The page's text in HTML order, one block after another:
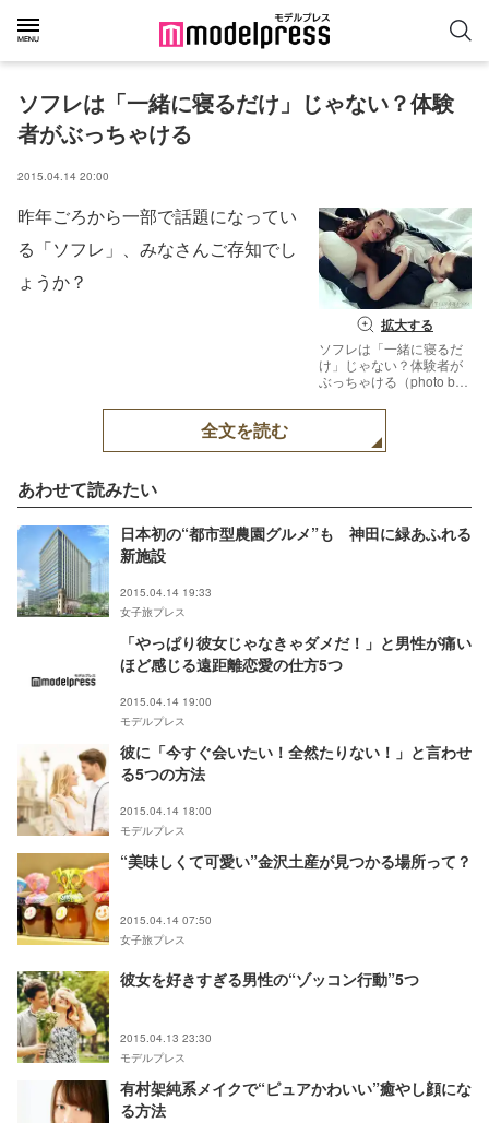
ソフレは「一緒に寝るだけ」じゃない？体験
者がぶっちゃける
2015.04.14 20:00
拡大する
ソフレは「一緒に寝るだ
け」じゃない？体験者が
ぶっちゃける（photo by
昨年ごろから一部で話題になってい
る「ソフレ」、みなさんご存知でし
ょうか？
全文を読む
あわせて読みたい
日本初の“都市型農園グルメ”も 神田に緑あふれる
新施設
2015.04.14 19:33
女子旅プレス
「やっぱり彼女じゃなきゃダメだ！」と男性が痛い
ほど感じる遠距離恋愛の仕方5つ
2015.04.14 19:00
モデルプレス
彼に「今すぐ会いたい！全然たりない！」と言わせ
る5つの方法
2015.04.14 18:00
モデルプレス
“美味しくて可愛い”金沢土産が見つかる場所って？
2015.04.14 07:50
女子旅プレス
彼女を好きすぎる男性の“ゾッコン行動”5つ
2015.04.13 23:30
モデルプレス
有村架純系メイクで“ピュアかわいい”癒やし顔にな
る方法